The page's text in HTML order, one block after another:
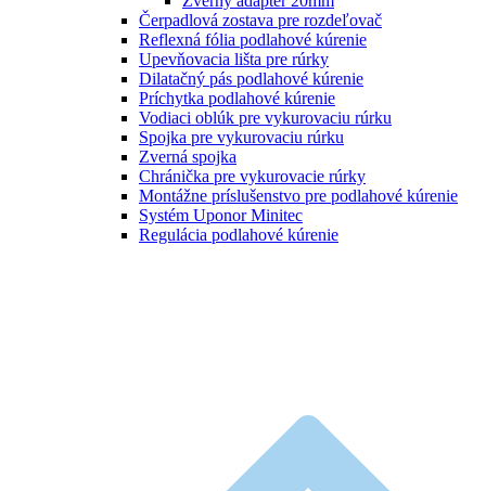
Čerpadlová zostava pre rozdeľovač
Reflexná fólia podlahové kúrenie
Upevňovacia lišta pre rúrky
Dilatačný pás podlahové kúrenie
Príchytka podlahové kúrenie
Vodiaci oblúk pre vykurovaciu rúrku
Spojka pre vykurovaciu rúrku
Zverná spojka
Chránička pre vykurovacie rúrky
Montážne príslušenstvo pre podlahové kúrenie
Systém Uponor Minitec
Regulácia podlahové kúrenie